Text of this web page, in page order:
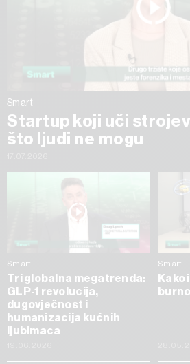
Smart
Startup koji uči
što ljudi ne mogu
Smart
Tri globalna megatrenda:
GLP-1 revolucija,
dugovječnost i
humanizacija kućnih
ljubimaca
Smart
Kako